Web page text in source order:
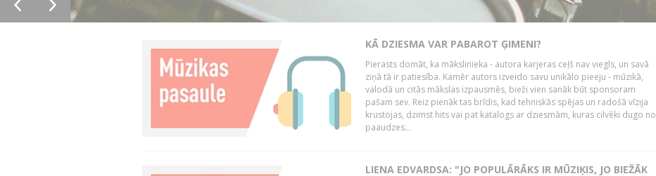
KĀ DZIESMA VAR PABAROT ĢIMENI?
Pierasts domāt, ka mākslinieka - autora karjeras ceļš nav viegls, un savā
ziņā tā ir patiesība. Kamēr autors izveido savu unikālo pieeju - mūzikā,
valodā un citās mākslas izpausmēs, bieži vien sanāk būt sponsoram
pašam sev. Reiz pienāk tas brīdis, kad tehniskās spējas un radošā vīzija
krustojas, dzimst hits vai pat katalogs ar dziesmām, kuras cilvēki dugo no
paaudzes...
LIENA EDVARDSA: "JO POPULĀRĀKS IR MŪZIĶIS, JO BIEŽĀK